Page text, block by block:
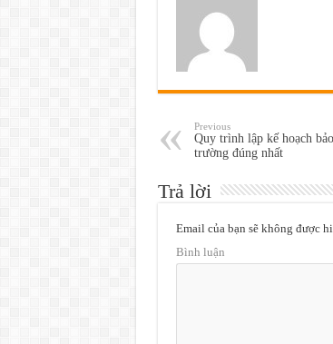
Previous
Quy trình lập kế hoạch
trường đúng nhất
Trả lời
Email của bạn sẽ không được
Bình luận